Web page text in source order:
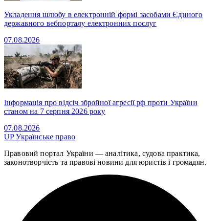
Укладення шлюбу в електронній формі засобами Єдиного
державного вебпорталу електронних послуг
07.08.2026
Інформація про відсіч збройної агресії рф проти України
станом на 7 серпня 2026 року
07.08.2026
UPУкраїнське право
Правовий портал України — аналітика, судова практика,
законотворчість та правові новини для юристів і громадян.